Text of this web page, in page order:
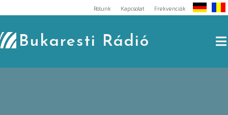
to
content
Rólunk Kapcsolat Frekvenciák
Bukaresti Rádió